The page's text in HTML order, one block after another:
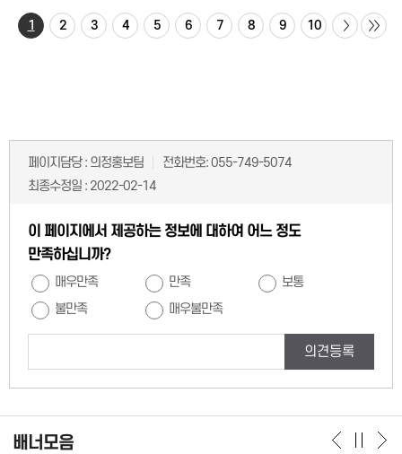
1 2 3 4 5 6 7 8 9 10
페이지담당 : 의정홍보팀 전화번호:055-749-5074
최종수정일 : 2022-02-14
이 페이지에서 제공하는 정보에 대하여 어느 정도
만족하십니까?
매우만족 만족
보통
불만족
매우불만족
의견등록
배너모음